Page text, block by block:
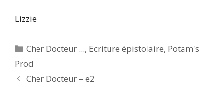
Lizzie
Catégories
Cher Docteur ..., Ecriture épistolaire, Potam's
Prod
Cher Docteur – e2